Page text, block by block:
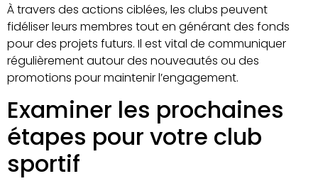
À travers des actions ciblées, les clubs peuvent
fidéliser leurs membres tout en générant des fonds
pour des projets futurs. Il est vital de communiquer
régulièrement autour des nouveautés ou des
promotions pour maintenir l’engagement.
Examiner les prochaines
étapes pour votre club
sportif